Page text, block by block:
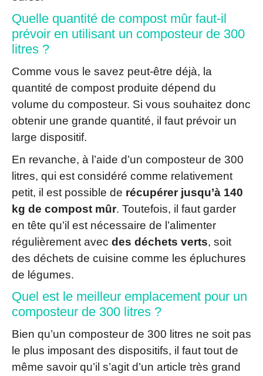
Quelle quantité de compost mûr faut-il
prévoir en utilisant un composteur de 300
litres ?
Comme vous le savez peut-être déjà, la
quantité de compost produite dépend du
volume du composteur. Si vous souhaitez donc
obtenir une grande quantité, il faut prévoir un
large dispositif.
En revanche, à l’aide d’un composteur de 300
litres, qui est considéré comme relativement
petit, il est possible de récupérer jusqu’à 140
kg de compost mûr. Toutefois, il faut garder
en tête qu’il est nécessaire de l’alimenter
régulièrement avec des déchets verts, soit
des déchets de cuisine comme les épluchures
de légumes.
Quel est le meilleur emplacement pour un
composteur de 300 litres ?
Bien qu’un composteur de 300 litres ne soit pas
le plus imposant des dispositifs, il faut tout de
même savoir qu’il s’agit d’un article très grand